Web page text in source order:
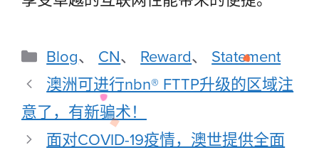
Blog、 CN、 Reward、 Statement
澳洲可进行nbn® FTTP升级的区域注
意了，有新骗术！
面对COVID-19疫情，澳世提供全面